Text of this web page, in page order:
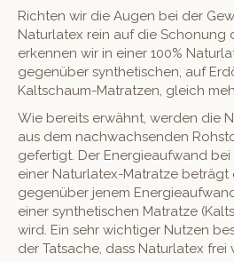
Richten wir die Augen bei der
Naturlatex rein auf die Schonung
erkennen wir in einer 100%
gegenüber synthetischen, auf
Kaltschaum-Matratzen, gleich
Wie bereits erwähnt, werden die
aus dem nachwachsenden
gefertigt. Der Energieaufwand
einer Naturlatex-Matratze beträgt
gegenüber jenem
einer synthetischen Matratze
wird. Ein sehr wichtiger Nutzen
der Tatsache, dass Naturlatex frei